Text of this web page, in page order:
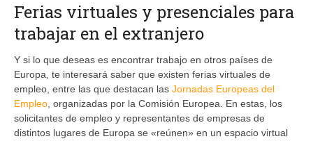
Ferias virtuales y presenciales para
trabajar en el extranjero
Y si lo que deseas es encontrar trabajo en otros países de
Europa, te interesará saber que existen ferias virtuales de
empleo, entre las que destacan las Jornadas Europeas del
Empleo, organizadas por la Comisión Europea. En estas, los
solicitantes de empleo y representantes de empresas de
distintos lugares de Europa se «reúnen» en un espacio virtual